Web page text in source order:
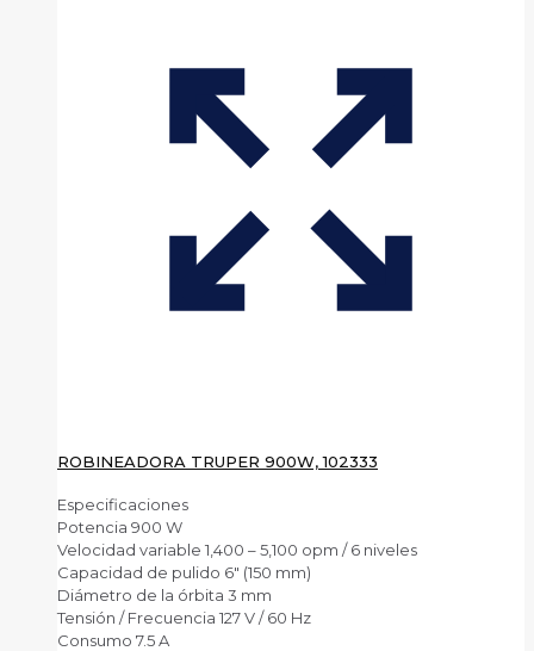
ROBINEADORA TRUPER 900W, 102333
Especificaciones
Potencia 900 W
Velocidad variable 1,400 – 5,100 opm / 6 niveles
Capacidad de pulido 6″ (150 mm)
Diámetro de la órbita 3 mm
Tensión / Frecuencia 127 V / 60 Hz
Consumo 7.5 A